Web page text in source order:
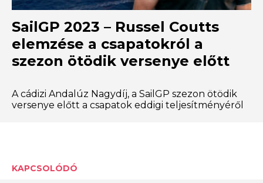
SailGP 2023 – Russel Coutts
elemzése a csapatokról a
szezon ötödik versenye előtt
A cádizi Andalúz Nagydíj, a SailGP szezon ötödik
versenye előtt a csapatok eddigi teljesítményéről
KAPCSOLÓDÓ